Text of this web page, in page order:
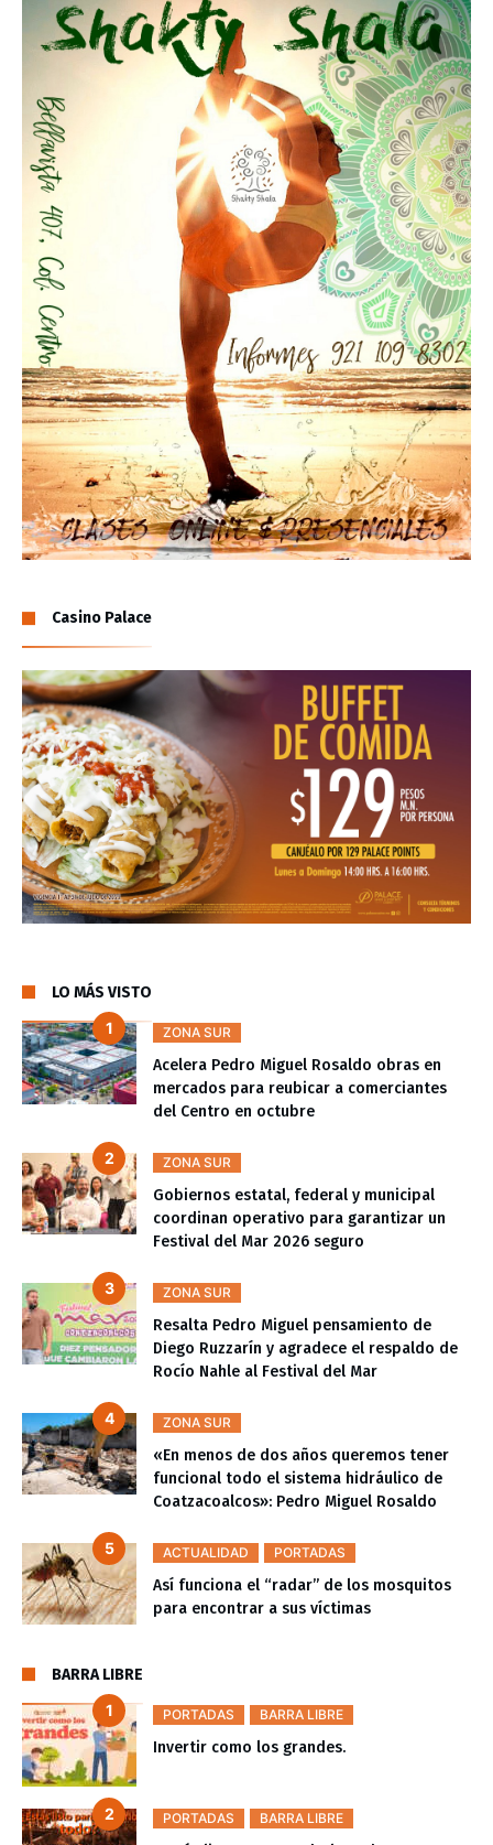
Casino Palace
LO MÁS VISTO
ZONA SUR
Acelera Pedro Miguel Rosaldo obras en
mercados para reubicar a comerciantes
del Centro en octubre
ZONA SUR
Gobiernos estatal, federal y municipal
coordinan operativo para garantizar un
Festival del Mar 2026 seguro
ZONA SUR
Resalta Pedro Miguel pensamiento de
Diego Ruzzarín y agradece el respaldo de
Rocío Nahle al Festival del Mar
ZONA SUR
«En menos de dos años queremos tener
funcional todo el sistema hidráulico de
Coatzacoalcos»: Pedro Miguel Rosaldo
ACTUALIDAD PORTADAS
Así funciona el “radar” de los mosquitos
para encontrar a sus víctimas
BARRA LIBRE
PORTADAS BARRA LIBRE
Invertir como los grandes.
PORTADAS BARRA LIBRE